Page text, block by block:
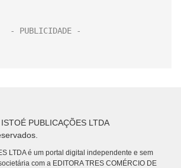
PUBLICAÇÕES LTDA
LTDA é um portal digital independente e sem
com a EDITORA TRES COMÉRCIO DE